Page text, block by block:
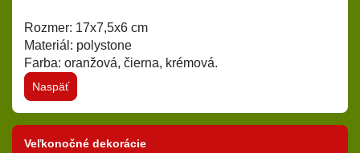
Rozmer: 17x7,5x6 cm
Materiál: polystone
Farba: oranžová, čierna, krémová.
Naspäť
Veľkonočné dekorácie